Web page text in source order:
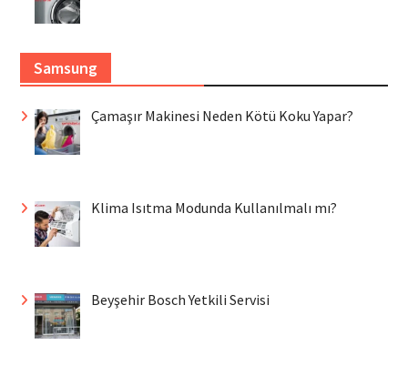
Samsung
Çamaşır Makinesi Neden Kötü Koku Yapar?
Klima Isıtma Modunda Kullanılmalı mı?
Beyşehir Bosch Yetkili Servisi